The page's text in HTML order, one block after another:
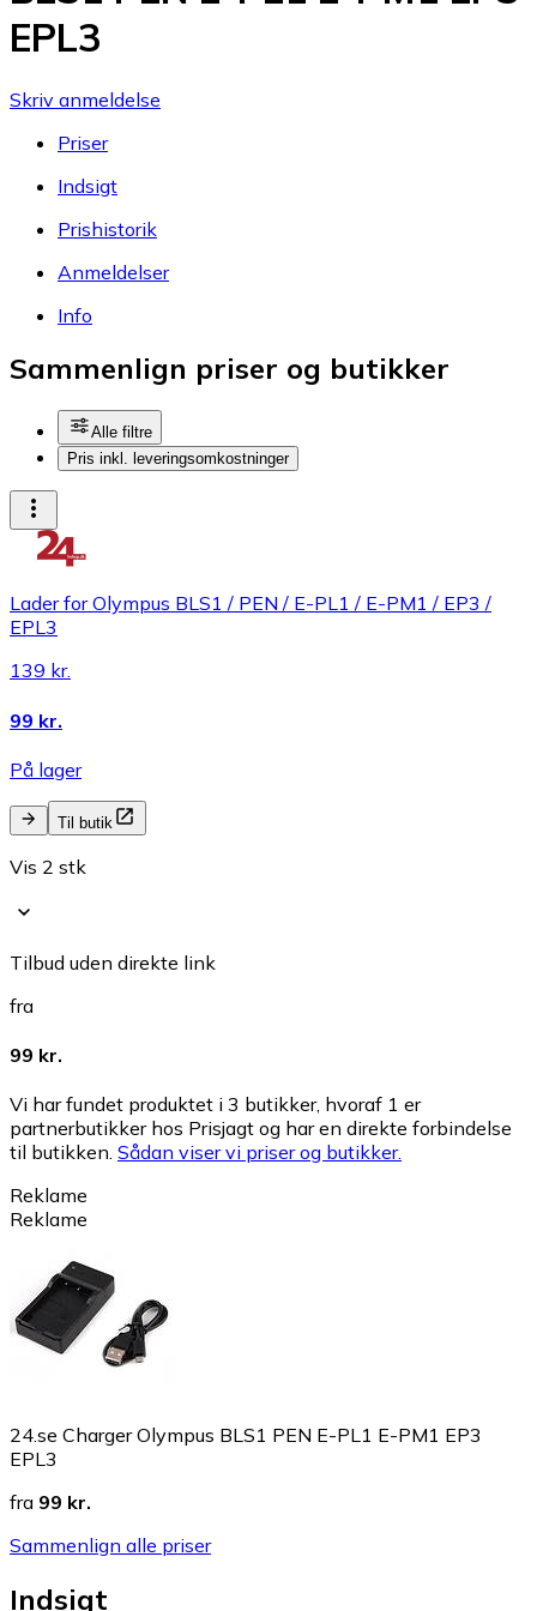
EPL3
Skriv anmeldelse
Priser
Indsigt
Prishistorik
Anmeldelser
Info
Sammenlign priser og butikker
Alle filtre
Pris inkl. leveringsomkostninger
Lader for Olympus BLS1 / PEN / E-PL1 / E-PM1 / EP3 /
EPL3
139 kr.
99 kr.
På lager
Til butik
Vis 2 stk
Tilbud uden direkte link
fra
99 kr.
Vi har fundet produktet i 3 butikker, hvoraf 1 er
partnerbutikker hos Prisjagt og har en direkte forbindelse
til butikken. Sådan viser vi priser og butikker.
Reklame
Reklame
24.se Charger Olympus BLS1 PEN E-PL1 E-PM1 EP3
EPL3
fra 99 kr.
Sammenlign alle priser
Indsigt